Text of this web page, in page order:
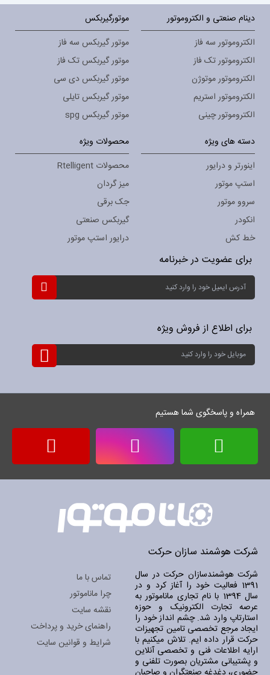
دینام صنعتی و الکتروموتور
الکتروموتور سه فاز
الکتروموتور تک فاز
الکتروموتور موتوژن
الکتروموتور استریم
الکتروموتور چینی
موتورگیربکس
موتور گیربکس سه فاز
موتور گیربکس تک فاز
موتور گیربکس دی سی
موتور گیربکس تایلی
موتور گیربکس spg
دسته های ویژه
اینورتر و درایور
استپ موتور
سروو موتور
انکودر
خط کش
محصولات ویژه
محصولات Rtelligent
میز گردان
جک برقی
گیربکس صنعتی
درایور استپ موتور
برای عضویت در خبرنامه
ثبت
برای
برای اطلاع از فروش ویژه
ثبت
برای
همراه و پاسخگوی شما هستیم
شرکت هوشمند سازان حرکت
شرکت هوشمندسازان حرکت در سال
1391 فعالیت خود را آغاز کرد و در
سال 1394 با نام تجاری ماناموتور به
عرصه تجارت الکترونیک و حوزه
استارتاپ وارد شد. چشم انداز خود را
ایجاد مرجع تخصصی تامین تجهیزات
حرکت قرار داده ایم. تلاش میکنیم با
ارایه اطلاعات فنی و تخصصی آنلاین
و پشتیبانی مشتریان بصورت تلفنی و
تماس با ما
چرا ماناموتور
نقشه سایت
راهنمای خرید و پرداخت
شرایط و قوانین سایت